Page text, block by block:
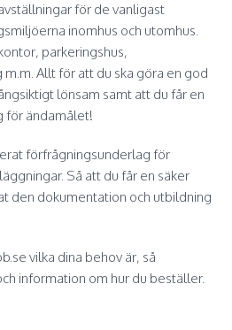
för de vanligast
inomhus och utomhus.
parkeringshus,
Allt för att du ska göra en god
lönsam samt att du får en
för ändamålet!
förfrågningsunderlag för
Så att du får en säker
den dokumentation och utbildning
vilka dina behov är, så
information om hur du beställer.